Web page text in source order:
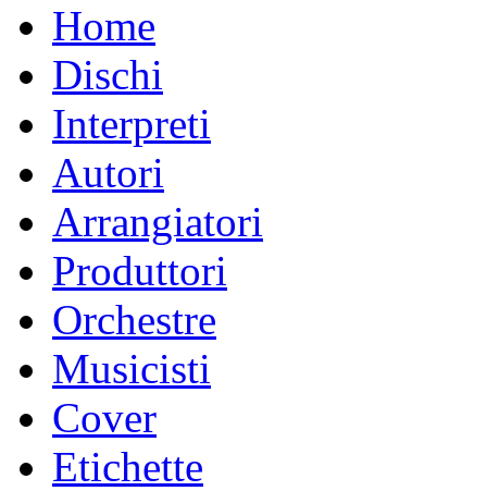
Home
Dischi
Interpreti
Autori
Arrangiatori
Produttori
Orchestre
Musicisti
Cover
Etichette